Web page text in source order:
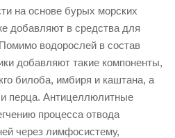
на основе бурых морских
добавляют в средства для
водорослей в состав
добавляют такие компоненты,
билоба, имбиря и каштана, а
перца. Антицеллюлитные
процесса отвода
через лимфосистему,